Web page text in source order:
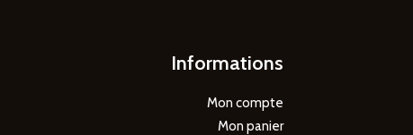
Informations
Mon compte
Mon panier